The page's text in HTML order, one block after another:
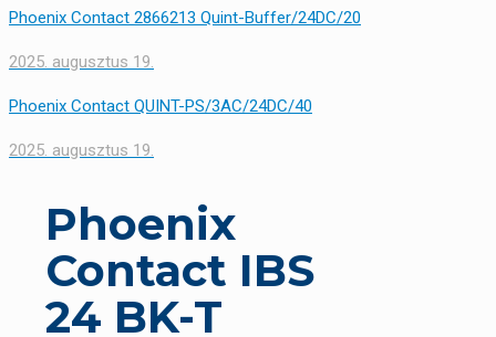
Phoenix Contact 2866213 Quint-Buffer/24DC/20
2025. augusztus 19.
Phoenix Contact QUINT-PS/3AC/24DC/40
2025. augusztus 19.
Phoenix
Contact IBS
24 BK-T